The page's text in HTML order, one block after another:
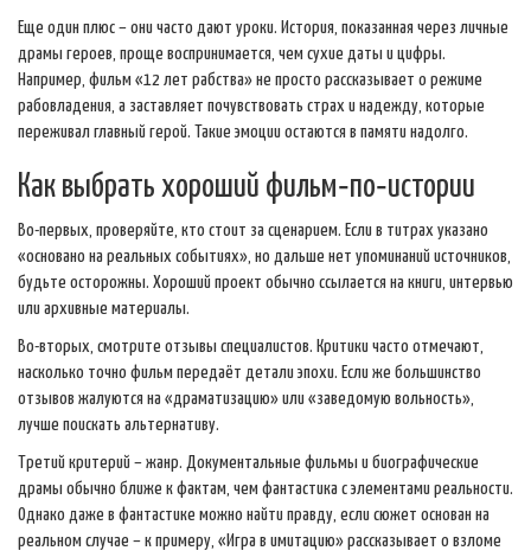
Еще один плюс – они часто дают уроки. История, показанная через личные
драмы героев, проще воспринимается, чем сухие даты и цифры.
Например, фильм «12 лет рабства» не просто рассказывает о режиме
рабовладения, а заставляет почувствовать страх и надежду, которые
переживал главный герой. Такие эмоции остаются в памяти надолго.
Как выбрать хороший фильм‑по‑истории
Во-первых, проверяйте, кто стоит за сценарием. Если в титрах указано
«основано на реальных событиях», но дальше нет упоминаний источников,
будьте осторожны. Хороший проект обычно ссылается на книги, интервью
или архивные материалы.
Во-вторых, смотрите отзывы специалистов. Критики часто отмечают,
насколько точно фильм передаёт детали эпохи. Если же большинство
отзывов жалуются на «драматизацию» или «заведомую вольность»,
лучше поискать альтернативу.
Третий критерий – жанр. Документальные фильмы и биографические
драмы обычно ближе к фактам, чем фантастика с элементами реальности.
Однако даже в фантастике можно найти правду, если сюжет основан на
реальном случае – к примеру, «Игра в имитацию» рассказывает о взломе